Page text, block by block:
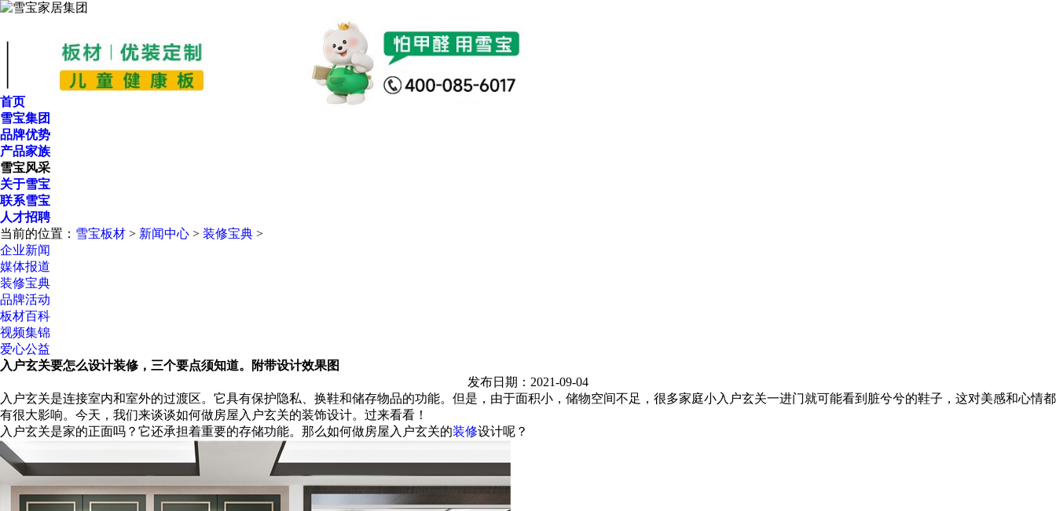
首页
雪宝集团
品牌优势
产品家族
雪宝风采
关于雪宝
联系雪宝
人才招聘
当前的位置： 雪宝板材 > 新闻中心 > 装修宝典 >
企业新闻
媒体报道
装修宝典
品牌活动
板材百科
视频集锦
爱心公益
入户玄关要怎么设计装修，三个要点须知道。附带设计效果图
发布日期：2021-09-04
入户玄关是连接室内和室外的过渡区。它具有保护隐私、换鞋和储存物品的功能。但是，由于面积小，储物空间不足，很多家庭小入户玄关一进门就可能看到脏兮兮的鞋子，这对美感和心情都
有很大影响。今天，我们来谈谈如何做房屋入户玄关的装饰设计。过来看看！
入户玄关是家的正面吗？它还承担着重要的存储功能。那么如何做房屋入户玄关的装修设计呢？